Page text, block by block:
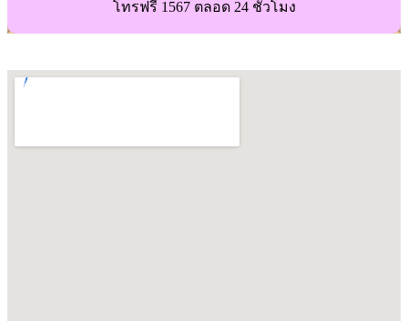
โทรฟรี 1567 ตลอด 24 ชั่วโมง